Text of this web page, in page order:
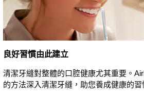
良好習慣由此建立
清潔牙縫對整體的口腔健康尤其重要。
的方法深入清潔牙縫，助您養成健康的習